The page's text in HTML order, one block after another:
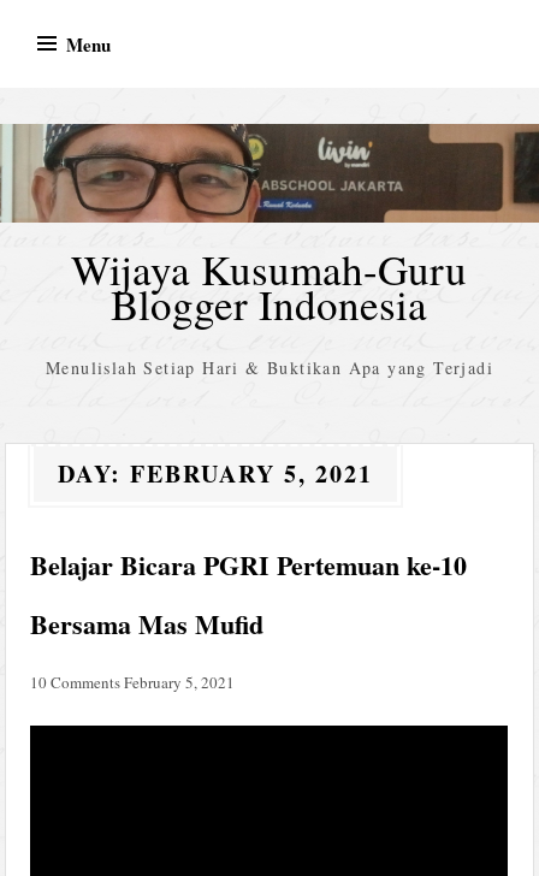
Menu
Wijaya Kusumah-Guru
Blogger Indonesia
Menulislah Setiap Hari & Buktikan Apa yang Terjadi
DAY:FEBRUARY 5, 2021
Belajar Bicara PGRI Pertemuan ke-10
Bersama Mas Mufid
10 CommentsFebruary 5, 2021